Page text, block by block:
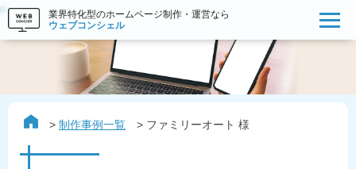
業界特化型のホームページ制作・運営なら
ウェブコンシェル
制作事例一覧 ファミリーオート 様